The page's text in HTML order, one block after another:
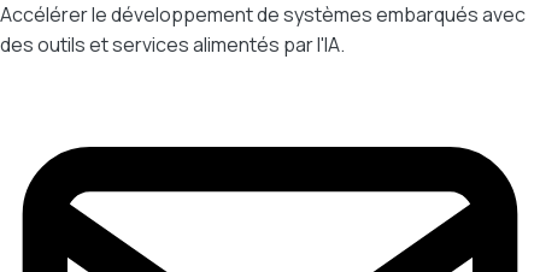
Accélérer le développement de systèmes embarqués avec
des outils et services alimentés par l'IA.